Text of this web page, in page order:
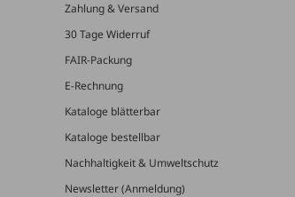
Zahlung & Versand
30 Tage Widerruf
FAIR-Packung
E-Rechnung
Kataloge blätterbar
Kataloge bestellbar
Nachhaltigkeit & Umweltschutz
Newsletter (Anmeldung)